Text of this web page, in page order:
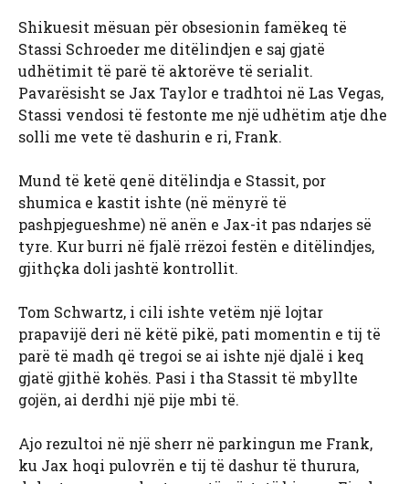
Shikuesit mësuan për obsesionin famëkeq të
Stassi Schroeder me ditëlindjen e saj gjatë
udhëtimit të parë të aktorëve të serialit.
Pavarësisht se Jax Taylor e tradhtoi në Las Vegas,
Stassi vendosi të festonte me një udhëtim atje dhe
solli me vete të dashurin e ri, Frank.
Mund të ketë qenë ditëlindja e Stassit, por
shumica e kastit ishte (në mënyrë të
pashpjegueshme) në anën e Jax-it pas ndarjes së
tyre. Kur burri në fjalë rrëzoi festën e ditëlindjes,
gjithçka doli jashtë kontrollit.
Tom Schwartz, i cili ishte vetëm një lojtar
prapavijë deri në këtë pikë, pati momentin e tij të
parë të madh që tregoi se ai ishte një djalë i keq
gjatë gjithë kohës. Pasi i tha Stassit të mbyllte
gojën, ai derdhi një pije mbi të.
Ajo rezultoi në një sherr në parkingun me Frank,
ku Jax hoqi pulovrën e tij të dashur të thurura,